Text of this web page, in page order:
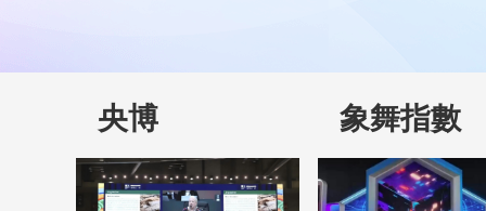
央博 象舞指數